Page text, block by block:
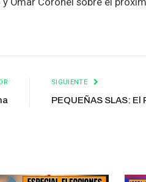
Omar Coronel sobre el
SIGUIENTE
PEQUEÑAS SLAS: